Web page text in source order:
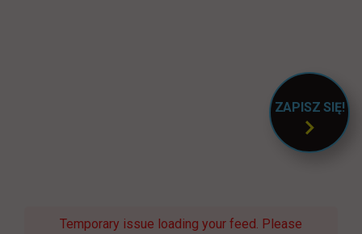
Temporary issue loading your feed. Please
ZAPISZ SIĘ!
LINK